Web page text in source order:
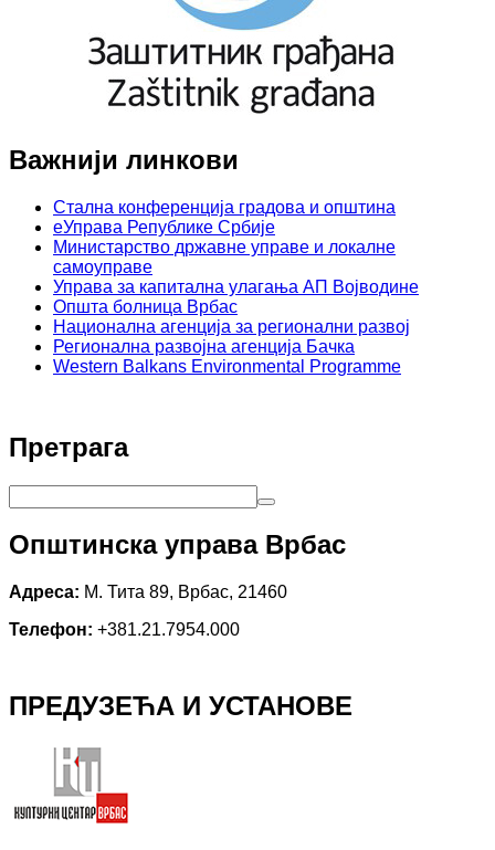
Важнији линкови
Стална конференција градова и општина
еУправа Републике Србије
Министарство државне управе и локалне
самоуправе
Управа за капитална улагања АП Војводине
Општа болница Врбас
Национална агенција за регионални развој
Регионална развојна агенција Бачка
Western Balkans Environmental Programme
Претрага
Општинска управа Врбас
Адреса: М. Тита 89, Врбас, 21460
Телефон: +381.21.7954.000
ПРЕДУЗЕЋА И УСТАНОВЕ